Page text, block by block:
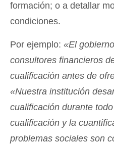
formación; o a detallar
condiciones.
Por ejemplo: «El
consultores financieros
cualificación antes de
«Nuestra institución
cualificación durante
cualificación y la
problemas sociales son